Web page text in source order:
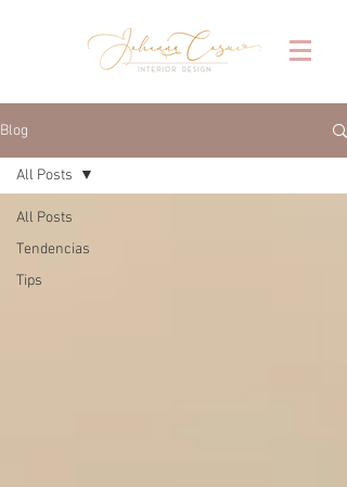
Blog
All Posts
Tendencias
Tips
All Posts